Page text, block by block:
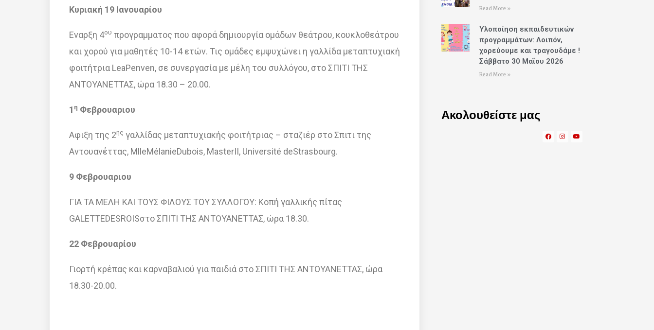
Κυριακή 19 Ιανουαρίου
Εναρξη 4ου προγραμματος που αφορά δημιουργία ομάδων θεάτρου, κουκλοθεάτρου
και χορού για μαθητές 10-14 ετών. Τις ομάδες εμψυχώνει η γαλλίδα μεταπτυχιακή
φοιτήτρια LeaPenven, σε συνεργασία με μέλη του συλλόγου, στο ΣΠΙΤΙ ΤΗΣ
ΑΝΤΟΥΑΝΕΤΤΑΣ, ώρα 18.30 – 20.00.
1 η Φεβρουαριου
Αφιξη της 2ης γαλλίδας μεταπτυχιακής φοιτήτριας – σταζιέρ στο Σπιτι της
Αντουανέττας, MlleΜélanieDubois, MasterII, Université deStrasbourg.
9 Φεβρουαριου
ΓΙΑ ΤΑ ΜΕΛΗ ΚΑΙ ΤΟΥΣ ΦΙΛΟΥΣ ΤΟΥ ΣΥΛΛΟΓΟΥ: Κοπή γαλλικής πίτας
GALETTEDESROISστο ΣΠΙΤΙ ΤΗΣ ΑΝΤΟΥΑΝΕΤΤΑΣ, ώρα 18.30.
22 Φεβρουαρίου
Γιορτή κρέπας και καρναβαλιού για παιδιά στο ΣΠΙΤΙ ΤΗΣ ΑΝΤΟΥΑΝΕΤΤΑΣ, ώρα
18.30-20.00.
Read More »
Υλοποίηση εκπαιδευτικών
προγραμμάτων: Λοιπόν,
χορεύουμε και τραγουδάμε !
Σάββατο 30 Μαΐου 2026
Read More »
Ακολουθείστε μας